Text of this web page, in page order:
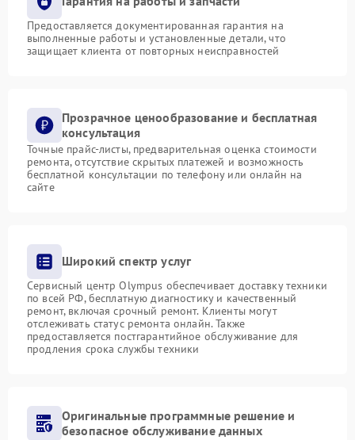
Предоставляется документированная гарантия на
выполненные работы и установленные детали, что
защищает клиента от повторных неисправностей
Прозрачное ценообразование и бесплатная
консультация
Точные прайс-листы, предварительная оценка стоимости
ремонта, отсутствие скрытых платежей и возможность
бесплатной консультации по телефону или онлайн на
сайте
Широкий спектр услуг
Сервисный центр Olympus обеспечивает доставку техники
по всей РФ, бесплатную диагностику и качественный
ремонт, включая срочный ремонт. Клиенты могут
отслеживать статус ремонта онлайн. Также
предоставляется постгарантийное обслуживание для
продления срока службы техники
Оригинальные программные решение и
безопасное обслуживание данных